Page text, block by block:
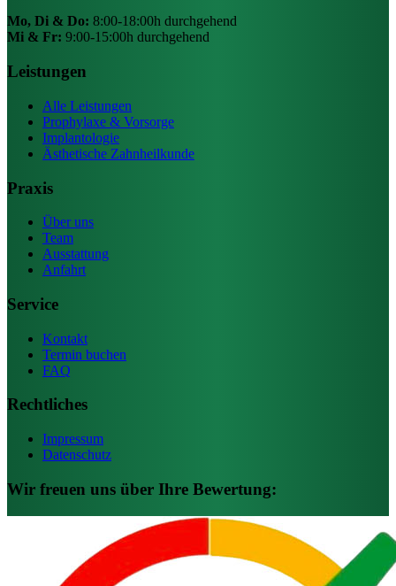
Mo, Di & Do: 8:00-18:00h durchgehend
Mi & Fr: 9:00-15:00h durchgehend
Leistungen
Alle Leistungen
Prophylaxe & Vorsorge
Implantologie
Ästhetische Zahnheilkunde
Praxis
Über uns
Team
Ausstattung
Anfahrt
Service
Kontakt
Termin buchen
FAQ
Rechtliches
Impressum
Datenschutz
Wir freuen uns über Ihre Bewertung: